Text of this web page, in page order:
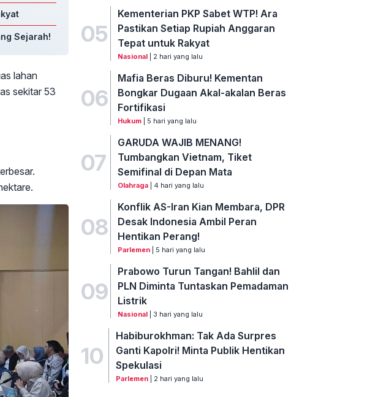
Sejarah!
lahan
sekitar 53
05
Kementerian PKP Sabet WTP! Ara
Pastikan Setiap Rupiah Anggaran
Tepat untuk Rakyat
Nasional | 2 hari yang lalu
06
Mafia Beras Diburu! Kementan
Bongkar Dugaan Akal-akalan Beras
Fortifikasi
Hukum | 5 hari yang lalu
07
GARUDA WAJIB MENANG!
Tumbangkan Vietnam, Tiket
Semifinal di Depan Mata
Olahraga | 4 hari yang lalu
08
Konflik AS-Iran Kian Membara, DPR
Desak Indonesia Ambil Peran
Hentikan Perang!
Parlemen | 5 hari yang lalu
09
Prabowo Turun Tangan! Bahlil dan
PLN Diminta Tuntaskan Pemadaman
Listrik
Nasional | 3 hari yang lalu
10
Habiburokhman: Tak Ada Surpres
Ganti Kapolri! Minta Publik Hentikan
Spekulasi
Parlemen | 2 hari yang lalu